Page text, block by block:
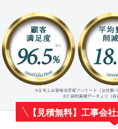
【見積無料】工事会